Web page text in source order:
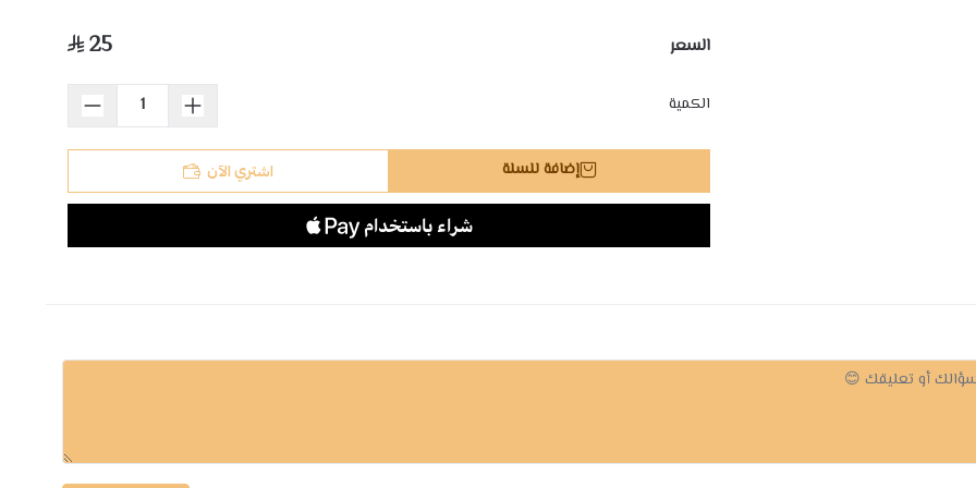
السعر 25
الكمية
إضافة للسلة اشتري الآن